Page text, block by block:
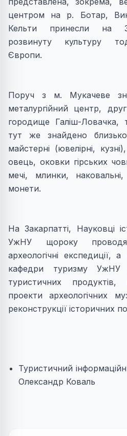
центром на р. Ботар,
Кельти принесли на
розвинуту культуру
Європи.
Поруч з м. Мукачеве
металургiйний центр,
городище Галiш-Ловачка,
тут же знайдено
майстернi (ювелiрнi,
овець, оковки гiрських
мечi, млинки,
монети.
На Закарпатті, Науковці
УжНУ щороку
археологічні експедиції,
кафедри туризму УжНУ
туристичних
проекти археологічних
реконструкції історичних
Туристичний
Олександр Коваль